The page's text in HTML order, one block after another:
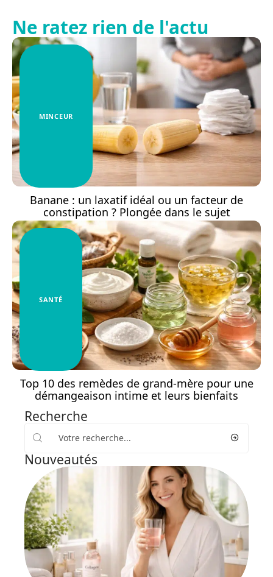
Ne ratez rien de l'actu
MINCEUR
Banane : un laxatif idéal ou un facteur de
constipation ? Plongée dans le sujet
SANTÉ
Top 10 des remèdes de grand-mère pour une
démangeaison intime et leurs bienfaits
Recherche
Nouveautés